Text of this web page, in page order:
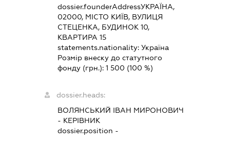
dossier.founderAddressУКРАЇНА,
02000, МІСТО КИЇВ, ВУЛИЦЯ
СТЕЦЕНКА, БУДИНОК 10,
КВАРТИРА 15
statements.nationality:Україна
Розмір внеску до статутного
фонду (грн.):1 500 (100 %)
dossier.heads:
ВОЛЯНСЬКИЙ ІВАН МИРОНОВИЧ
- КЕРІВНИК
dossier.position -